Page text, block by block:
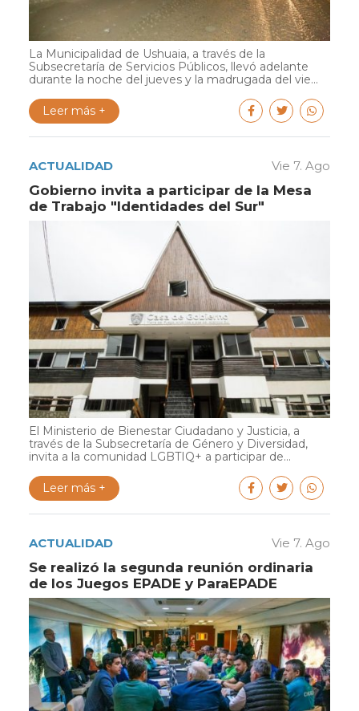
La Municipalidad de Ushuaia, a través de la
Subsecretaría de Servicios Públicos, llevó adelante
durante la noche del jueves y la madrugada del vie...
Leer más +
ACTUALIDAD Vie 7. Ago
Gobierno invita a participar de la Mesa
de Trabajo "Identidades del Sur"
El Ministerio de Bienestar Ciudadano y Justicia, a
través de la Subsecretaría de Género y Diversidad,
invita a la comunidad LGBTIQ+ a participar de...
Leer más +
ACTUALIDAD Vie 7. Ago
Se realizó la segunda reunión ordinaria
de los Juegos EPADE y ParaEPADE